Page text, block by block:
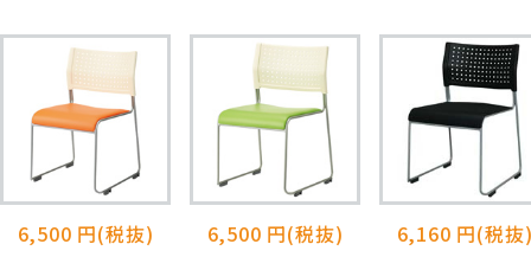
6,500 円(税抜) 6,500 円(税抜) 6,160 円(税抜